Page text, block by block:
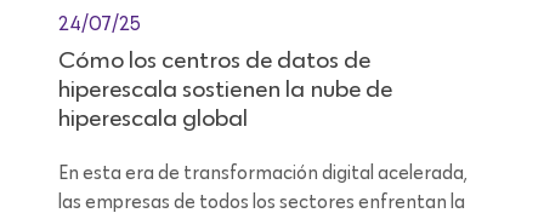
24/07/25
Cómo los centros de datos de
hiperescala sostienen la nube de
hiperescala global
En esta era de transformación digital acelerada,
las empresas de todos los sectores enfrentan la